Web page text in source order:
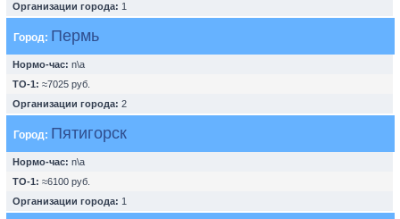
Организации города: 1
Город: Пермь
Нормо-час: n\a
ТО-1: ≈7025 руб.
Организации города: 2
Город: Пятигорск
Нормо-час: n\a
ТО-1: ≈6100 руб.
Организации города: 1